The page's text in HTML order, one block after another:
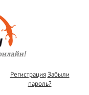
Регистрация Забыли
пароль?